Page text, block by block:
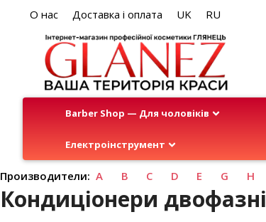
О нас Доставка і оплата UK RU
Barber Shop — Для чоловіків
Електроінструмент
Производители: A B C D E G H
Кондиціонери двофазні